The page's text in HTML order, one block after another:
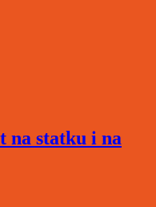
na statku i na